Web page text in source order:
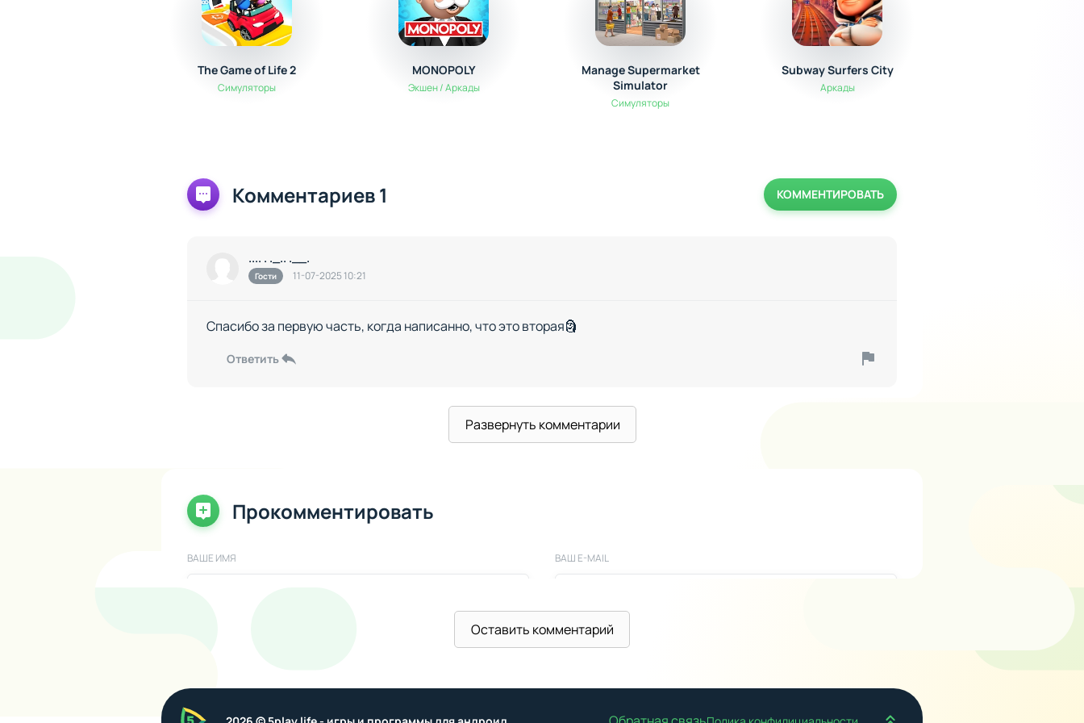
The Game of Life 2
Симуляторы
MONOPOLY
Экшен / Аркады
Manage Supermarket
Simulator
Симуляторы
Subway Surfers City
Аркады
Комментариев 1 КОММЕНТИРОВАТЬ
.... . ._.. .__.
Гости 11-07-2025 10:21
Спасибо за первую часть, когда написанно, что это вторая🗿
Ответить
Развернуть комментарии
Прокомментировать
ВАШЕ ИМЯ ВАШ E-MAIL
Оставить комментарий
5play Наверх